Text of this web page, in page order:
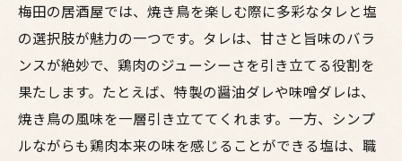
梅田の居酒屋では、焼き鳥を楽しむ際に多彩なタレと塩
の選択肢が魅力の一つです。タレは、甘さと旨味のバラ
ンスが絶妙で、鶏肉のジューシーさを引き立てる役割を
果たします。たとえば、特製の醤油ダレや味噌ダレは、
焼き鳥の風味を一層引き立ててくれます。一方、シンプ
ルながらも鶏肉本来の味を感じることができる塩は、職